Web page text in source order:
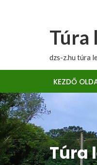
Túra
dzs-z.hu túra
KEZDŐ
Túra